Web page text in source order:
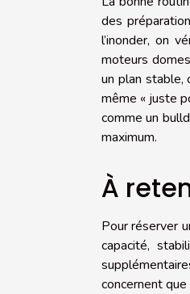
des
l’inonder, on
moteurs
un plan stable,
même « juste
comme un
maximum.
À
Pour réserver
capacité,
concernent